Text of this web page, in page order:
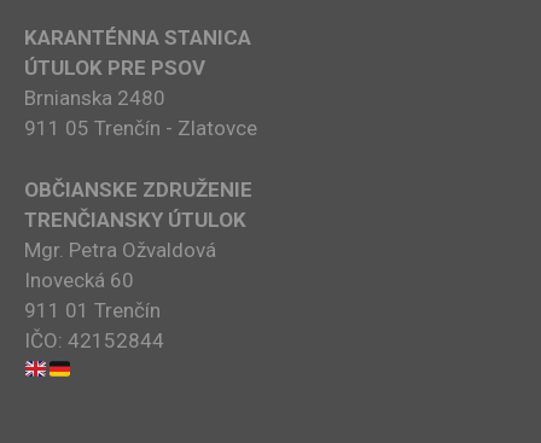
KARANTÉNNA STANICA
ÚTULOK PRE PSOV
Brnianska 2480
911 05 Trenčín - Zlatovce
OBČIANSKE ZDRUŽENIE
TRENČIANSKY ÚTULOK
Mgr. Petra Ožvaldová
Inovecká 60
911 01 Trenčín
IČO: 42152844